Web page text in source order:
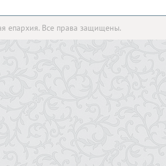
епархия. Все права защищены.